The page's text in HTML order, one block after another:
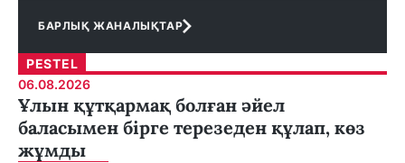
БАРЛЫҚ ЖАНАЛЫҚТАР
PESTEL
06.08.2026
Ұлын құтқармақ болған әйел
баласымен бірге терезеден құлап, көз
жұмды